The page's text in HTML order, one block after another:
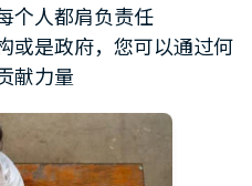
个人都肩负责任
或是政府，您可以通过何
献力量